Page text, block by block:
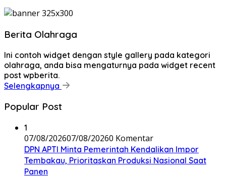
Berita Olahraga
Ini contoh widget dengan style gallery pada kategori
olahraga, anda bisa mengaturnya pada widget recent
post wpberita.
Selengkapnya
Popular Post
1
07/08/202607/08/20260 Komentar
DPN APTI Minta Pemerintah Kendalikan Impor
Tembakau, Prioritaskan Produksi Nasional Saat
Panen